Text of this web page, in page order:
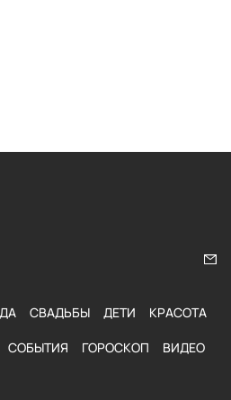
СВАДЬБЫ ДЕТИ КРАСОТА
СОБЫТИЯ ГОРОСКОП ВИДЕО